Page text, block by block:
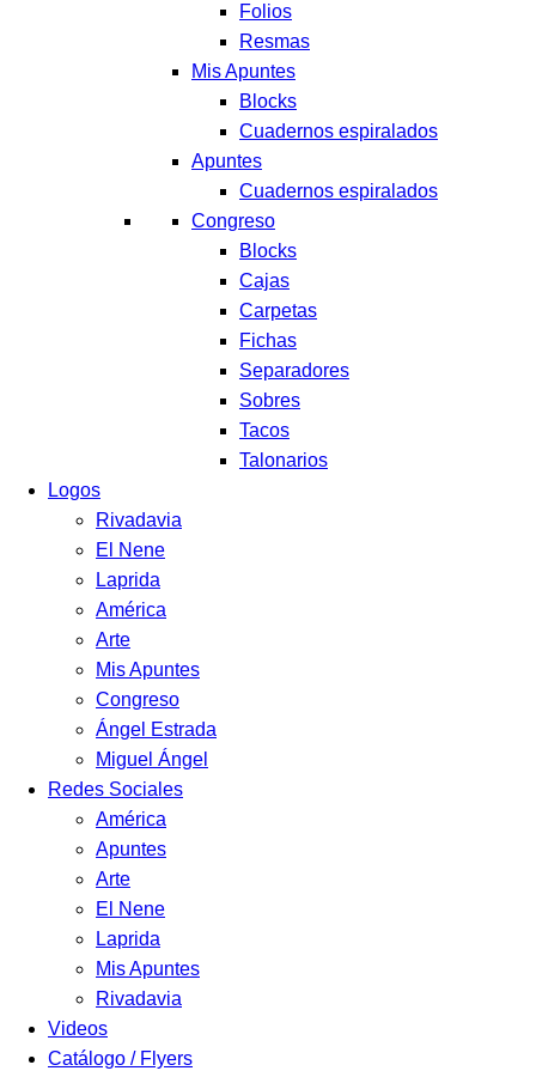
Folios
Resmas
Mis Apuntes
Blocks
Cuadernos espiralados
Apuntes
Cuadernos espiralados
Congreso
Blocks
Cajas
Carpetas
Fichas
Separadores
Sobres
Tacos
Talonarios
Logos
Rivadavia
El Nene
Laprida
América
Arte
Mis Apuntes
Congreso
Ángel Estrada
Miguel Ángel
Redes Sociales
América
Apuntes
Arte
El Nene
Laprida
Mis Apuntes
Rivadavia
Videos
Catálogo / Flyers